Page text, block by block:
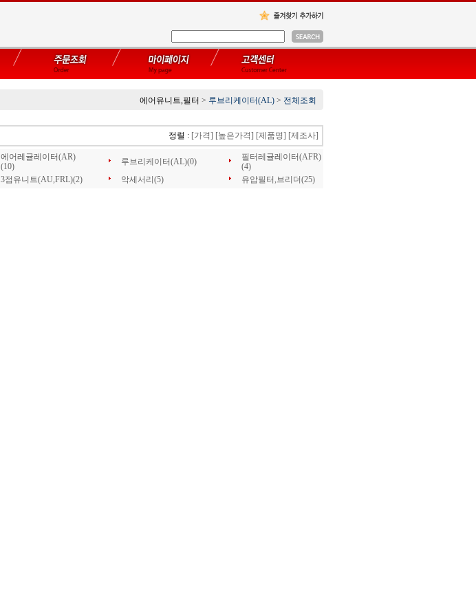
에어유니트,필터 > 루브리케이터(AL) > 전체조회
정렬 : [가격] [높은가격] [제품명] [제조사]
에어레귤레이터(AR)
(10)
루브리케이터(AL)(0)
필터레귤레이터(AFR)
(4)
3점유니트(AU,FRL)(2) 악세서리(5) 유압필터,브리더(25)